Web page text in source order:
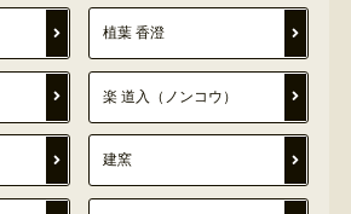
植葉 香澄
楽 道入（ノンコウ）
建窯